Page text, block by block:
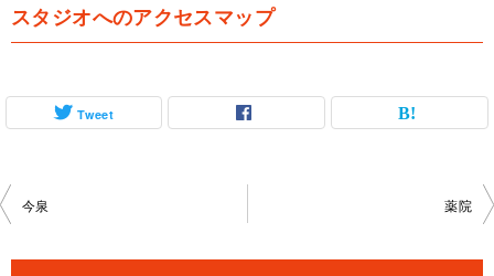
スタジオへのアクセスマップ
Tweet
投
今泉 薬院